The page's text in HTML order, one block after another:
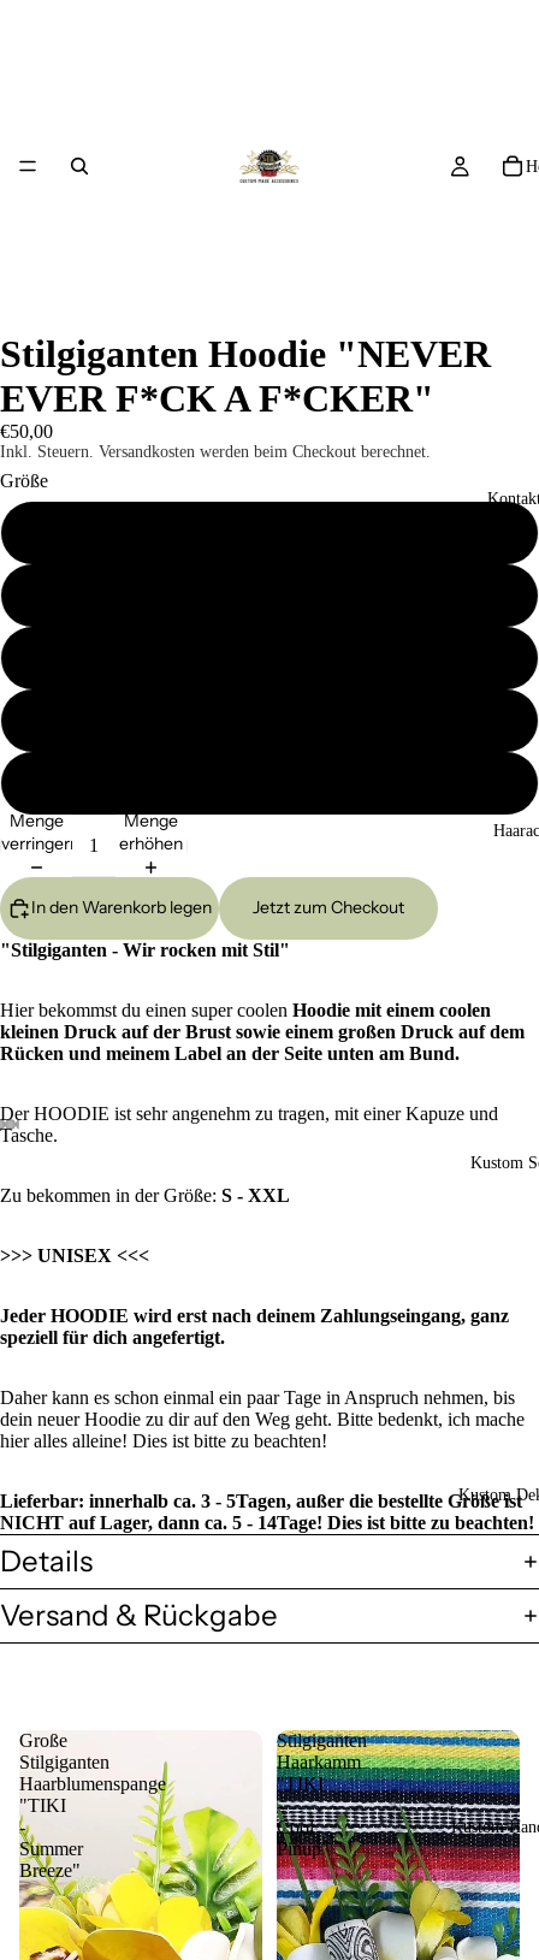
Kustom
Kustom
Kustom
Stilgiganten Hoodie "NEVER
EVER F*CK A F*CKER"
€50,00
Inkl. Steuern. Versandkosten werden beim Checkout berechnet.
Größe
Menge
verringern
Menge
erhöhen
In den Warenkorb legen Jetzt zum Checkout
"Stilgiganten - Wir rocken mit Stil"
Hier bekommst du einen super coolen Hoodie mit einem coolen
kleinen Druck auf der Brust sowie einem großen Druck auf dem
Rücken und meinem Label an der Seite unten am Bund.
Der HOODIE ist sehr angenehm zu tragen, mit einer Kapuze und
Tasche.
Zu bekommen in der Größe: S - XXL
>>> UNISEX <<<
Jeder HOODIE wird erst nach deinem Zahlungseingang, ganz
speziell für dich angefertigt.
Daher kann es schon einmal ein paar Tage in Anspruch nehmen, bis
dein neuer Hoodie zu dir auf den Weg geht. Bitte bedenkt, ich mache
hier alles alleine! Dies ist bitte zu beachten!
Lieferbar: innerhalb ca. 3 - 5Tagen, außer die bestellte Größe ist
NICHT auf Lager, dann ca. 5 - 14Tage! Dies ist bitte zu beachten!
Details
Versand & Rückgabe
Große
Stilgiganten
Haarblumenspange
"TIKI
-
Summer
Breeze"
Stilgiganten
Haarkamm
"TIKI
-
Cool
Pinup"